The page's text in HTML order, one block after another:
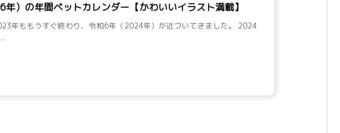
）の年間ペットカレンダー【かわいいイラスト満載】
年ももうすぐ終わり、令和6年（2024年）が近づいてきました。 2024